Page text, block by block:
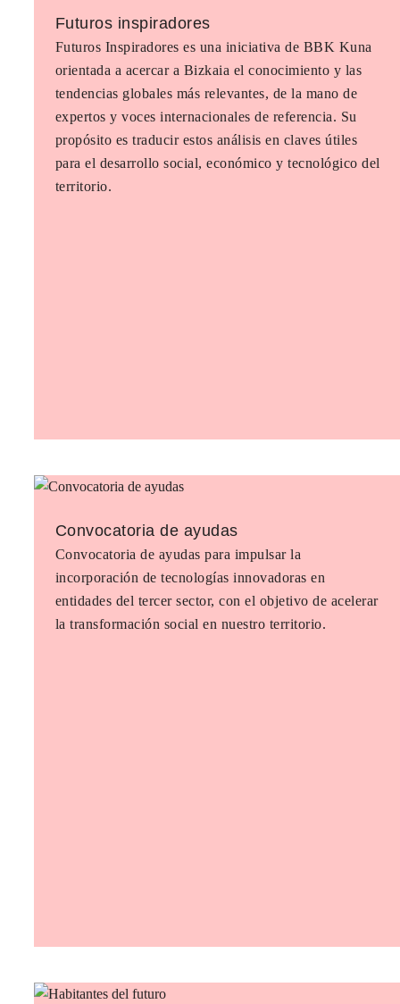
Futuros inspiradores
Futuros Inspiradores es una iniciativa de BBK Kuna
orientada a acercar a Bizkaia el conocimiento y las
tendencias globales más relevantes, de la mano de
expertos y voces internacionales de referencia. Su
propósito es traducir estos análisis en claves útiles
para el desarrollo social, económico y tecnológico del
territorio.
Convocatoria de ayudas
Convocatoria de ayudas para impulsar la
incorporación de tecnologías innovadoras en
entidades del tercer sector, con el objetivo de acelerar
la transformación social en nuestro territorio.